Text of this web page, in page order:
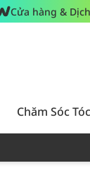
Cửa hàng &
Chăm Sóc Tóc